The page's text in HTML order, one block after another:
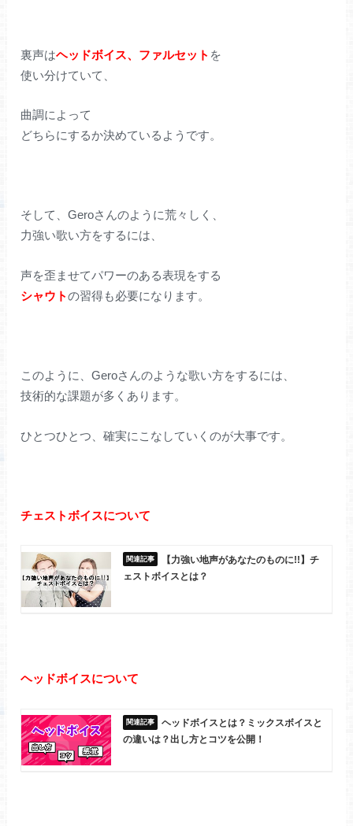
裏声はヘッドボイス、ファルセット を
使い分けていて、
曲調によって
どちらにするか決めているようです。
そして、Geroさんのように荒々しく、
力強い歌い方をするには、
声を歪ませてパワーのある表現をする
シャウトの習得も必要になります。
このように、Geroさんのような歌い方をするには、
技術的な課題が多くあります。
ひとつひとつ、確実にこなしていくのが大事です。
チェストボイスについて
【力強い地声があなたのものに!!】チ
ェストボイスとは？
ヘッドボイスについて
ヘッドボイスとは？ミックスボイスと
の違いは？出し方とコツを公開！